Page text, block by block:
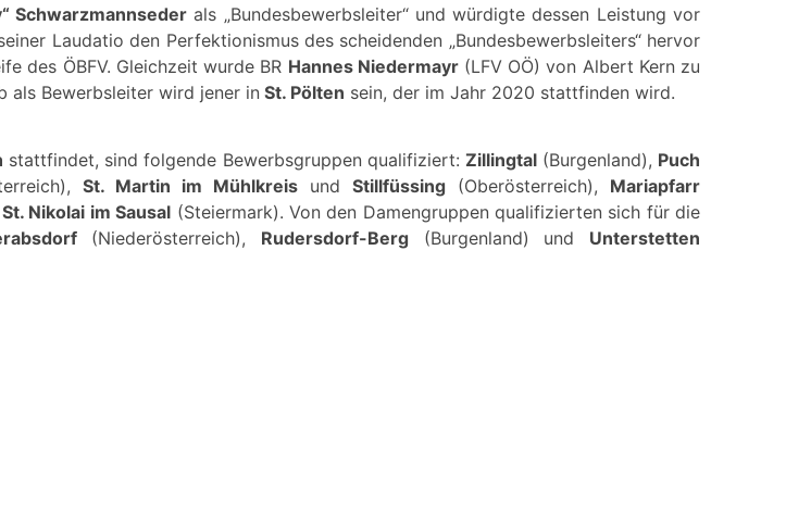
Schwarzmannseder als „Bundesbewerbsleiter“ und würdigte dessen Leistung vor
Laudatio den Perfektionismus des scheidenden „Bundesbewerbsleiters“ hervor
des ÖBFV. Gleichzeit wurde BR Hannes Niedermayr(LFV OÖ) von Albert Kern zu
als Bewerbsleiter wird jener in St. Pölten sein, der im Jahr 2020 stattfinden wird.
stattfindet, sind folgende Bewerbsgruppen qualifiziert: Zillingtal(Burgenland), Puch
St. Martin im Mühlkreisund Stillfüssing(Oberösterreich), Mariapfarr
St. Nikolai im Sausal (Steiermark). Von den Damengruppen qualifizierten sich für die
(Niederösterreich), Rudersdorf-Berg(Burgenland) und Unterstetten